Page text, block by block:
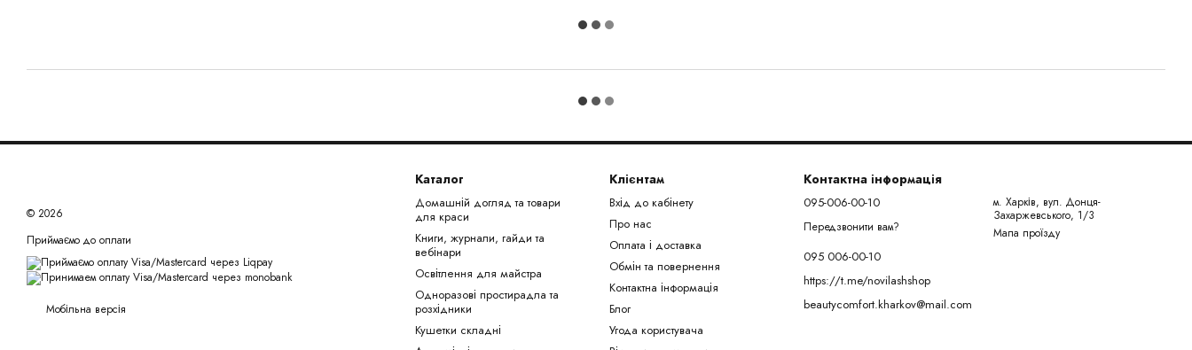
© 2026
Приймаємо до оплати
Мобільна версія
Каталог
Домашній догляд та товари
для краси
Книги, журнали, гайди та
вебінари
Освітлення для майстра
Одноразові простирадла та
розхідники
Кушетки складні
Клієнтам
Вхід до кабінету
Про нас
Оплата і доставка
Обмін та повернення
Контактна інформація
Блог
Угода користувача
Контактна інформація
095-006-00-10
Передзвонити вам?
095 006-00-10
https://t.me/novilashshop
beautycomfort.kharkov@mail.com
м. Харків, вул. Донця-
Захаржевського, 1/3
Мапа проїзду